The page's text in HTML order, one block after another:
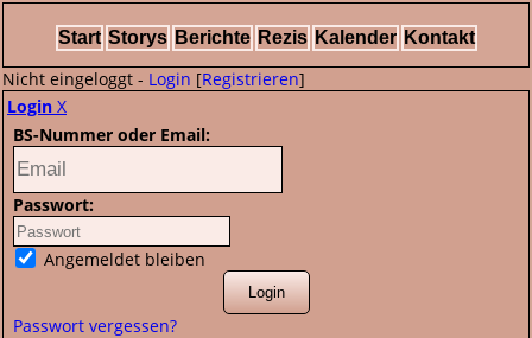
Start Storys Berichte Rezis Kalender Kontakt
Nicht eingeloggt - Login [Registrieren]
Login X
BS-Nummer oder Email:
Passwort:
Angemeldet bleiben
Passwort vergessen?